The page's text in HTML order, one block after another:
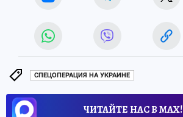
СПЕЦОПЕРАЦИЯ НА УКРАИНЕ
ЧИТАЙТЕ НАС В МАХ!